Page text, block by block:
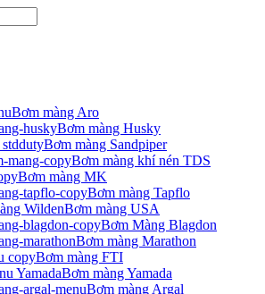
Bơm màng Aro
Bơm màng Husky
Bơm màng Sandpiper
Bơm màng khí nén TDS
Bơm màng MK
Bơm màng Tapflo
Bơm màng USA
Bơm Màng Blagdon
Bơm màng Marathon
Bơm màng FTI
Bơm màng Yamada
Bơm màng Argal